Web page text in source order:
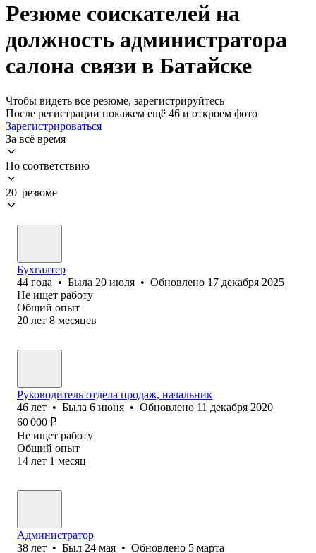
Резюме соискателей на
должность администратора
салона связи в Батайске
Чтобы видеть все резюме, зарегистрируйтесь
После регистрации покажем ещё 46 и откроем фото
Зарегистрироваться
За всё время
По соответствию
20 резюме
Бухгалтер
44 года • Была 20 июля • Обновлено 17 декабря 2025
Не ищет работу
Общий опыт
20 лет 8 месяцев
Руководитель отдела продаж, начальник
46 лет • Была 6 июня • Обновлено 11 декабря 2020
60 000 ₽
Не ищет работу
Общий опыт
14 лет 1 месяц
Администратор
38 лет • Был 24 мая • Обновлено 5 марта